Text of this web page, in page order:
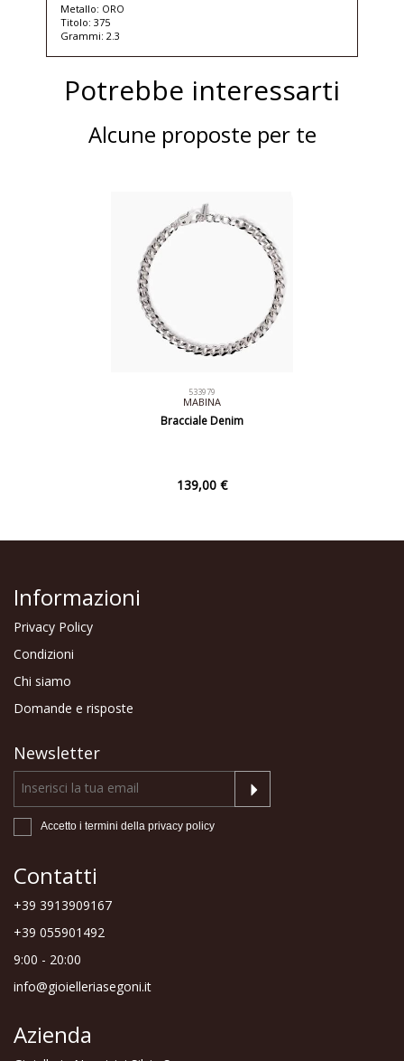
Metallo: ORO
Titolo: 375
Grammi: 2.3
Potrebbe interessarti
Alcune proposte per te
533979
MABINA
Bracciale Denim
139,00 €
Informazioni
Privacy Policy
Condizioni
Chi siamo
Domande e risposte
Newsletter
Accetto i termini della privacy policy
Contatti
+39 3913909167
+39 055901492
9:00 - 20:00
info@gioielleriasegoni.it
Azienda